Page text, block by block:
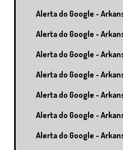
Alerta do Google -
Alerta do Google -
Alerta do Google -
Alerta do Google -
Alerta do Google -
Alerta do Google -
Alerta do Google -